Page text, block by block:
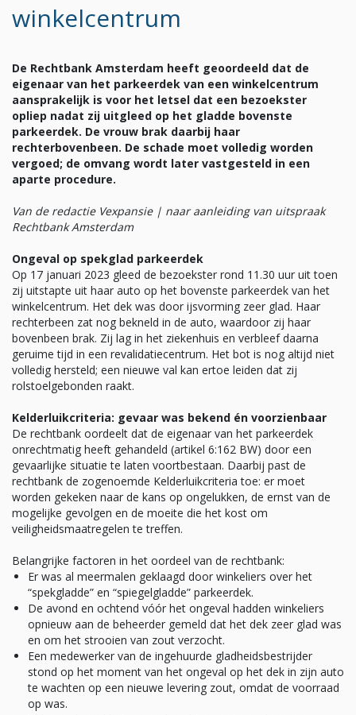
winkelcentrum
De Rechtbank Amsterdam heeft geoordeeld dat de
eigenaar van het parkeerdek van een winkelcentrum
aansprakelijk is voor het letsel dat een bezoekster
opliep nadat zij uitgleed op het gladde bovenste
parkeerdek. De vrouw brak daarbij haar
rechterbovenbeen. De schade moet volledig worden
vergoed; de omvang wordt later vastgesteld in een
aparte procedure.
Van de redactie Vexpansie | naar aanleiding van uitspraak
Rechtbank Amsterdam
Ongeval op spekglad parkeerdek
Op 17 januari 2023 gleed de bezoekster rond 11.30 uur uit toen
zij uitstapte uit haar auto op het bovenste parkeerdek van het
winkelcentrum. Het dek was door ijsvorming zeer glad. Haar
rechterbeen zat nog bekneld in de auto, waardoor zij haar
bovenbeen brak. Zij lag in het ziekenhuis en verbleef daarna
geruime tijd in een revalidatiecentrum. Het bot is nog altijd niet
volledig hersteld; een nieuwe val kan ertoe leiden dat zij
rolstoelgebonden raakt.
Kelderluikcriteria: gevaar was bekend én voorzienbaar
De rechtbank oordeelt dat de eigenaar van het parkeerdek
onrechtmatig heeft gehandeld (artikel 6:162 BW) door een
gevaarlijke situatie te laten voortbestaan. Daarbij past de
rechtbank de zogenoemde Kelderluikcriteria toe: er moet
worden gekeken naar de kans op ongelukken, de ernst van de
mogelijke gevolgen en de moeite die het kost om
veiligheidsmaatregelen te treffen.
Belangrijke factoren in het oordeel van de rechtbank:
Er was al meermalen geklaagd door winkeliers over het
“spekgladde” en “spiegelgladde” parkeerdek.
De avond en ochtend vóór het ongeval hadden winkeliers
opnieuw aan de beheerder gemeld dat het dek zeer glad was
en om het strooien van zout verzocht.
Een medewerker van de ingehuurde gladheidsbestrijder
stond op het moment van het ongeval op het dek in zijn auto
te wachten op een nieuwe levering zout, omdat de voorraad
op was.